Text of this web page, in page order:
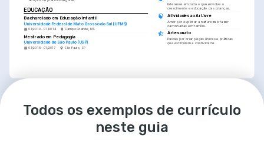
EDUCAÇÃO
Bacharelado em Educação Infantil
Universidade Federal de Mato Grosso do Sul (UFMS)
01/2010 - 01/2014 Campo Grande, MS
Mestrado em Pedagogia
Universidade de São Paulo (USP)
01/2015 - 01/2017 São Paulo, SP
Interesse em tudo o que envolve o
crescimento e educação das crianças.
Atividades ao Ar Livre
Amor por explorar a natureza e fazer
caminhadas em família.
Artesanato
Paixão por criar peças únicas e práticas
que estimulam a criatividade.
Nativo
Todos os exemplos de currículo
neste guia